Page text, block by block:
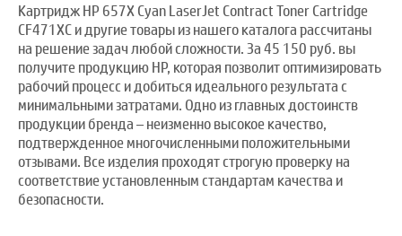
Картридж HP 657X Cyan LaserJet Contract Toner Cartridge
CF471XC и другие товары из нашего каталога рассчитаны
на решение задач любой сложности. За 45 150 руб. вы
получите продукцию HP, которая позволит оптимизировать
рабочий процесс и добиться идеального результата с
минимальными затратами. Одно из главных достоинств
продукции бренда – неизменно высокое качество,
подтвержденное многочисленными положительными
отзывами. Все изделия проходят строгую проверку на
соответствие установленным стандартам качества и
безопасности.